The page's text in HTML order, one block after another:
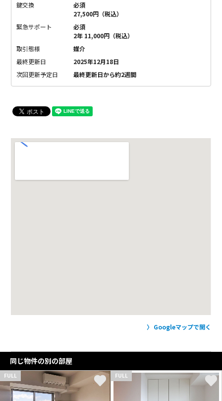
鍵交換
必須
27,500円（税込）
緊急サポート
必須
2年 11,000円（税込）
取引態様
媒介
最終更新日
2025年12月18日
次回更新予定日
最終更新日から約2週間
Googleマップで開く
同じ物件の別の部屋
FULL FULL